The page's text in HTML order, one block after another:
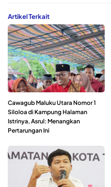
Artikel Terkait
Cawagub Maluku Utara Nomor 1
Siloloa di Kampung Halaman
Istrinya, Asrul: Menangkan
Pertarungan Ini